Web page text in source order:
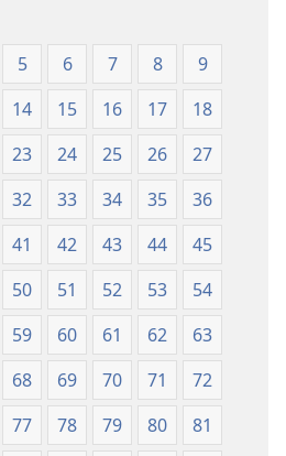
5 6 7 8
9
14 15 16 17
18
23 24 25 26
27
32 33 34 35
36
41 42 43 44
45
50 51 52 53
54
59 60 61 62
63
68 69 70 71
72
77 78 79 80
81